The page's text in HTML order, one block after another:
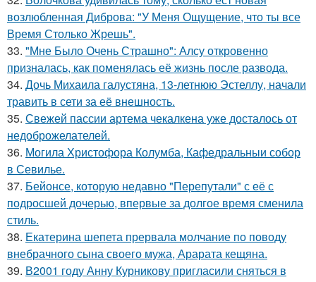
возлюбленная Диброва: "У Меня Ощущение, что ты все
Время Столько Жрешь".
33. "Мне Было Очень Страшно": Алсу откровенно
призналась, как поменялась её жизнь после развода.
34. Дочь Михаила галустяна, 13-летнюю Эстеллу, начали
травить в сети за её внешность.
35. Свежей пассии артема чекалкена уже досталось от
недоброжелателей.
36. Могила Христофора Колумба, Кафедральныи собор
в Севилье.
37. Бейонсе, которую недавно "Перепутали" с её с
подросшей дочерью, впервые за долгое время сменила
стиль.
38. Екатерина шепета прервала молчание по поводу
внебрачного сына своего мужа, Арарата кещяна.
39. В2001 году Анну Курникову пригласили сняться в